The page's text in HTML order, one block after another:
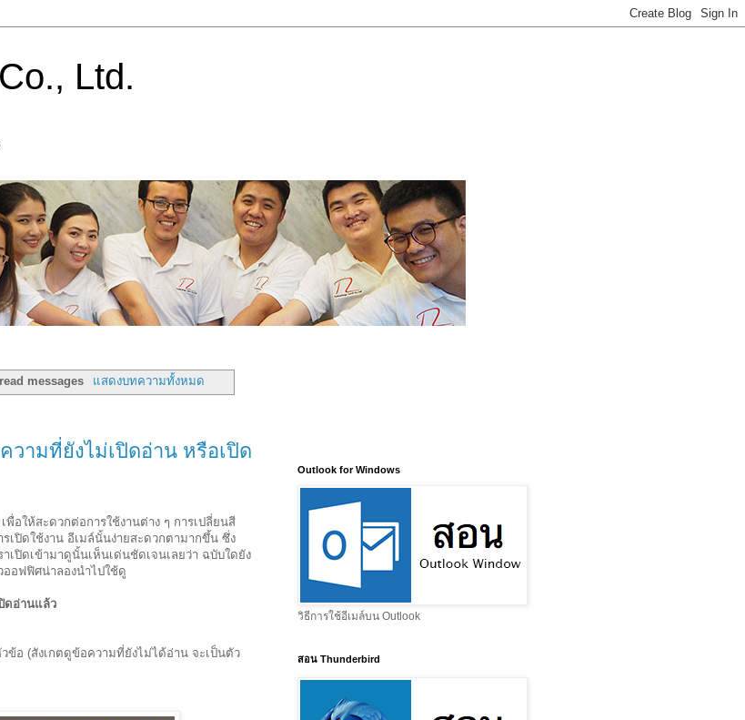
Ltd.
messages แสดงบทความทั้งหมด
วามที่ยังไม่เปิดอ่าน หรือเปิด
อให้สะดวกต่อการใช้งานต่าง ๆ การเปลี่ยนสี
เปิดใช้งาน อีเมล์นั้นง่ายสะดวกตามากขึ้น ซึ่ง
เปิดเข้ามาดูนั้นเห็นเด่นชัดเจนเลยว่า ฉบับใดยัง
อฟฟิศน่าลองนำไปใช้ดู
ดอ่านแล้ว
ข้อ (สังเกตดูข้อความที่ยังไม่ได้อ่าน จะเป็นตัว
Outlook for Windows
วิธีการใช้อีเมล์บน Outlook
สอน Thunderbird